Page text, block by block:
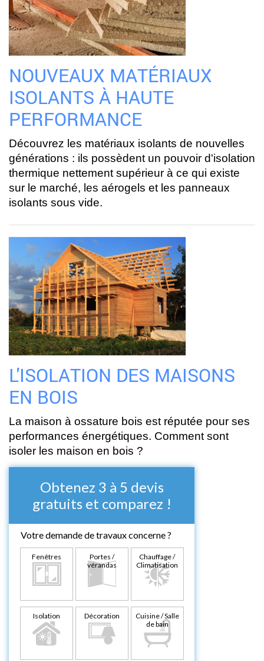
NOUVEAUX MATÉRIAUX
ISOLANTS À HAUTE
PERFORMANCE
Découvrez les matériaux isolants de nouvelles
générations : ils possèdent un pouvoir d'isolation
thermique nettement supérieur à ce qui existe
sur le marché, les aérogels et les panneaux
isolants sous vide.
L'ISOLATION DES MAISONS
EN BOIS
La maison à ossature bois est réputée pour ses
performances énergétiques. Comment sont
isoler les maison en bois ?
Obtenez 3 à 5 devis
gratuits et comparez !
Votre demande de travaux concerne ?
Fenêtres
Portes /
vérandas
Chauffage /
Climatisation
Isolation Décoration
Cuisine / Salle
de bain